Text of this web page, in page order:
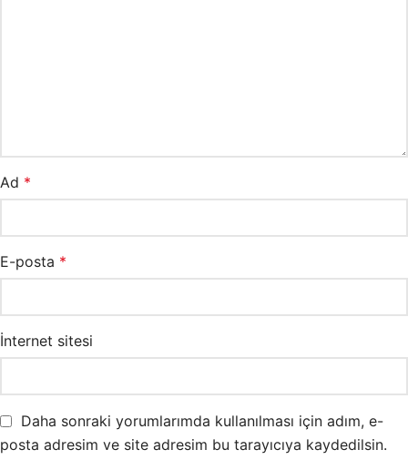
Ad *
E-posta *
İnternet sitesi
Daha sonraki yorumlarımda kullanılması için adım, e-
posta adresim ve site adresim bu tarayıcıya kaydedilsin.